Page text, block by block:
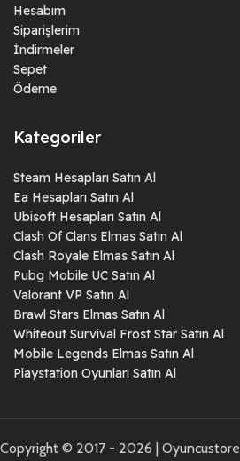
Hesabım
Siparişlerim
İndirmeler
Sepet
Ödeme
Kategoriler
Steam Hesapları Satın Al
Ea Hesapları Satın Al
Ubisoft Hesapları Satın Al
Clash Of Clans Elmas Satın Al
Clash Royale Elmas Satın Al
Pubg Mobile UC Satın Al
Valorant VP Satın Al
Brawl Stars Elmas Satın Al
Whiteout Survival Frost Star Satın Al
Mobile Legends Elmas Satın Al
Playstation Oyunları Satın Al
Copyright © 2017 - 2026 | Oyuncustore